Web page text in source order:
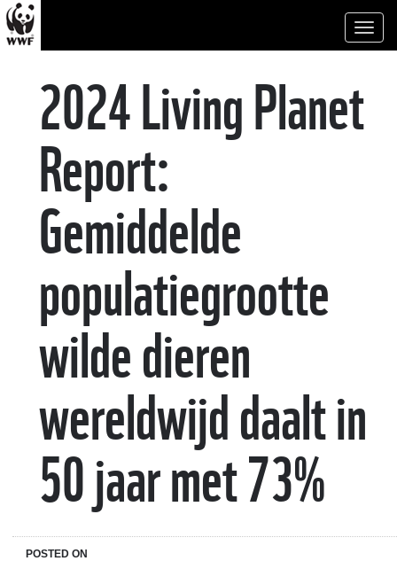
2024 Living Planet
Report:
Gemiddelde
populatiegrootte
wilde dieren
wereldwijd daalt in
50 jaar met 73%
POSTED ON